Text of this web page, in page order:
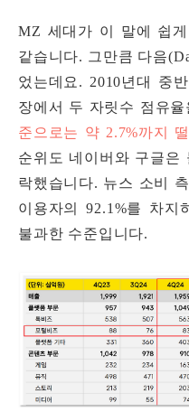
MZ 세대가 이 말에 쉽
같습니다. 그만큼 다음
었는데요. 2010년대 중
장에서 두 자릿수 점유
준으로는 약 2.7%까지
순위도 네이버와 구글은
락했습니다. 뉴스 소비
이용자의 92.1%를 차지
불과한 수준입니다.